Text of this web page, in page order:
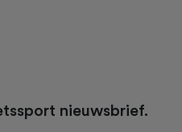
nieuwsbrief.